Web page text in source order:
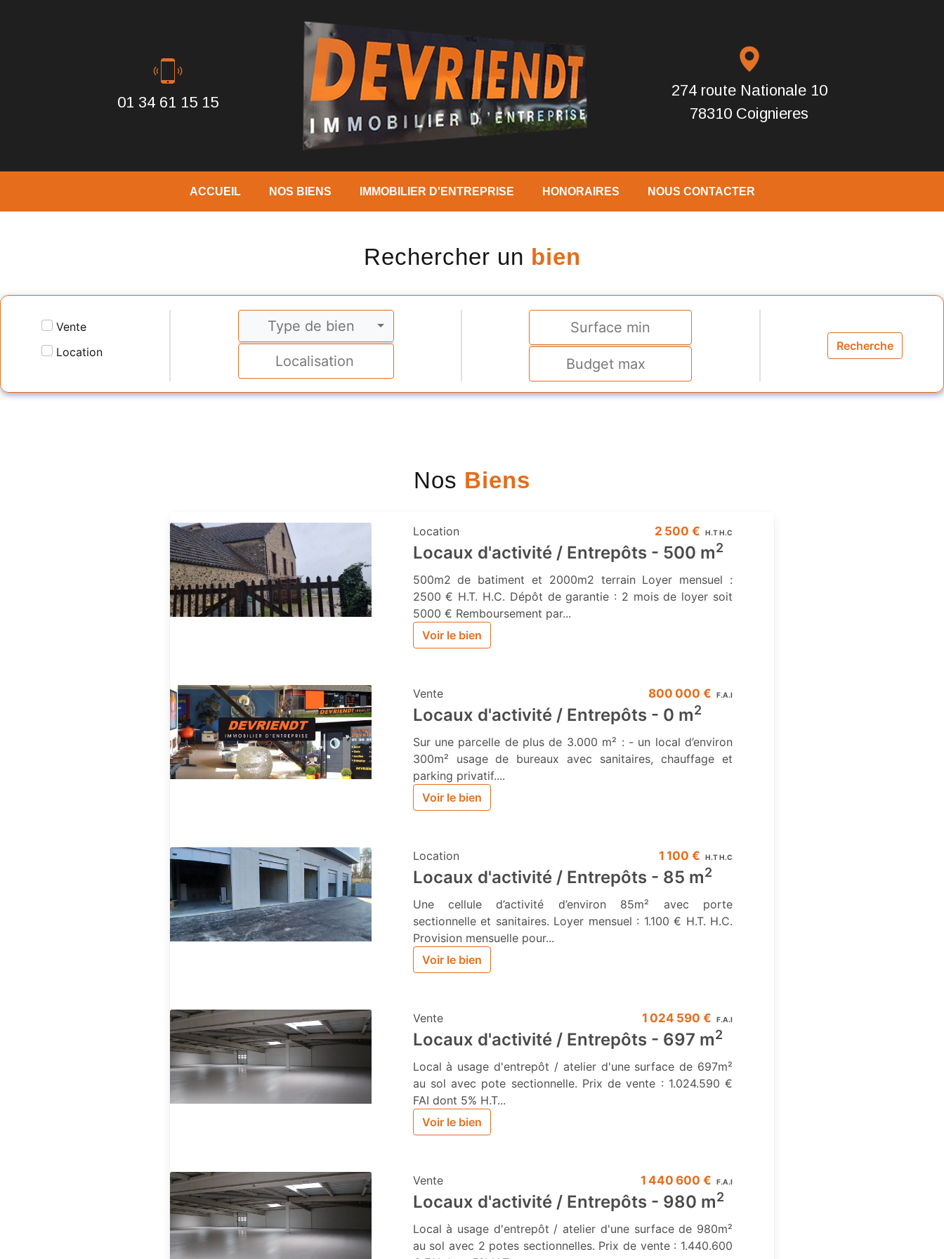
01 34 61 15 15
274 route Nationale 10
78310 Coignieres
ACCUEIL NOS BIENS IMMOBILIER D'ENTREPRISE HONORAIRES NOUS CONTACTER
Rechercher un bien
Vente
Location
Type de bien
Recherche
Nos Biens
Location 2 500 € H.T H.C
Locaux d'activité / Entrepôts - 500 m2
500m2 de batiment et 2000m2 terrain Loyer mensuel :
2500 € H.T. H.C. Dépôt de garantie : 2 mois de loyer soit
5000 € Remboursement par...
Voir le bien
Vente 800 000 € F.A.I
Locaux d'activité / Entrepôts - 0 m2
Sur une parcelle de plus de 3.000 m² : - un local d’environ
300m² usage de bureaux avec sanitaires, chauffage et
parking privatif....
Voir le bien
Location 1 100 € H.T H.C
Locaux d'activité / Entrepôts - 85 m2
Une cellule d’activité d’environ 85m² avec porte
sectionnelle et sanitaires. Loyer mensuel : 1.100 € H.T. H.C.
Provision mensuelle pour...
Voir le bien
Vente 1 024 590 € F.A.I
Locaux d'activité / Entrepôts - 697 m2
Local à usage d'entrepôt / atelier d'une surface de 697m²
au sol avec pote sectionnelle. Prix de vente : 1.024.590 €
FAI dont 5% H.T...
Voir le bien
Vente 1 440 600 € F.A.I
Locaux d'activité / Entrepôts - 980 m2
Local à usage d'entrepôt / atelier d'une surface de 980m²
au sol avec 2 potes sectionnelles. Prix de vente : 1.440.600